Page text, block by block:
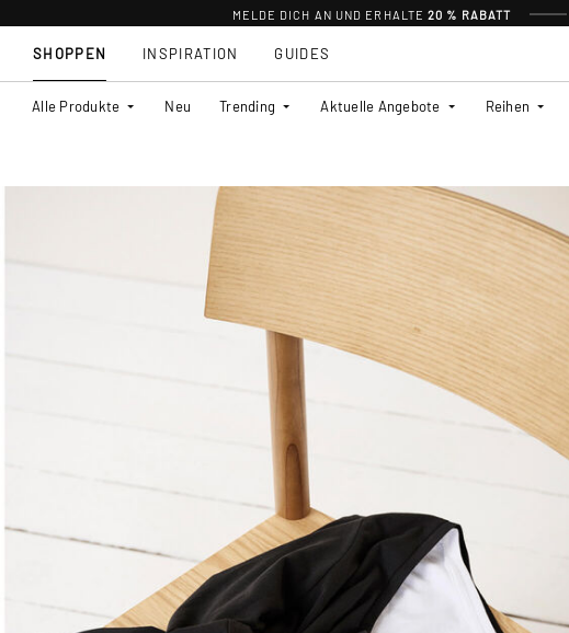
MELDE DICH AN UND ERHALTE20 % RABATT
SHOPPEN
Alle Produkte Neu Trending Aktuelle Angebote Reihen
INSPIRATION GUIDES